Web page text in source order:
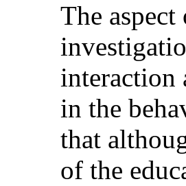
The
interaction
in the
that
of the